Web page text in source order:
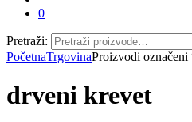
0
Pretraži:
PočetnaTrgovinaProizvodi označeni
drveni krevet